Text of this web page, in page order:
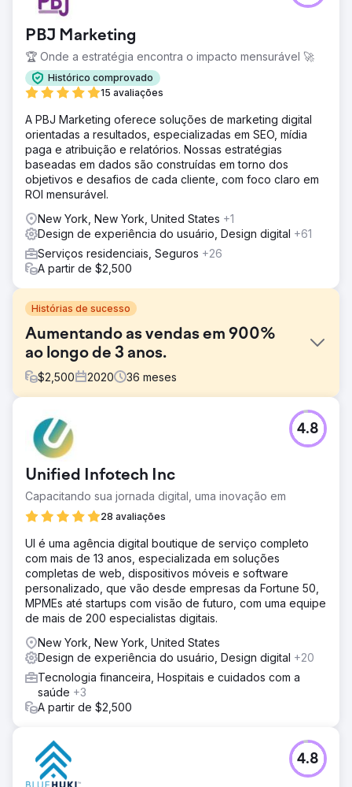
PBJ Marketing
🏆 Onde a estratégia encontra o impacto mensurável 🚀
Histórico comprovado
15 avaliações
A PBJ Marketing oferece soluções de marketing digital
orientadas a resultados, especializadas em SEO, mídia
paga e atribuição e relatórios. Nossas estratégias
baseadas em dados são construídas em torno dos
objetivos e desafios de cada cliente, com foco claro em
ROI mensurável.
New York, New York, United States +1
Design de experiência do usuário, Design digital +61
Serviços residenciais, Seguros +26
A partir de $2,500
Histórias de sucesso
Aumentando as vendas em 900%
ao longo de 3 anos.
$2,500 2020 36 meses
Desafio
Nosso cliente tinha uma oferta de produto forte, mas
enfrentou vários desafios: • Tráfego baixo no site: o site
estava desatualizado, não tinha otimização de SEO e não
era compatível com dispositivos móveis, o que resultava
em baixo tráfego orgânico e experiência ruim para o
usuário. • Campanhas de marketing de baixo
desempenho: a empresa tinha visibilidade mínima nos
resultados dos mecanismos de busca, e as campanhas
pagas tinham pouco ou nenhum ROI. • Taxas de
conversão baixas: apesar de ter conteúdo valioso, a taxa
de conversão do site era abaixo do ideal.
Solução
Nós reformulamos e redesenhamos o site do cliente,
melhorando a UX, otimizando a velocidade, aumentando
as taxas de conversão com novas landing pages e um
checkout simplificado. Soluções de API internas foram
implantadas para melhorar os processos internos e
otimizar recursos. Implementamos estratégias de SEO,
direcionando palavras-chave de cauda longa, otimizando
campanhas de SEM direcionavam palavras-chave de alta
conversão e usavam anúncios de remarketing com mídia
social e marketing por e-mail para aumentar as vendas.
Unified Infotech Inc
Capacitando sua jornada digital, uma inovação em
28 avaliações
4.8
UI é uma agência digital boutique de serviço completo
com mais de 13 anos, especializada em soluções
completas de web, dispositivos móveis e software
personalizado, que vão desde empresas da Fortune 50,
MPMEs até startups com visão de futuro, com uma equipe
de mais de 200 especialistas digitais.
New York, New York, United States
Design de experiência do usuário, Design digital +20
Tecnologia financeira, Hospitais e cuidados com a
saúde +3
A partir de $2,500
4.8